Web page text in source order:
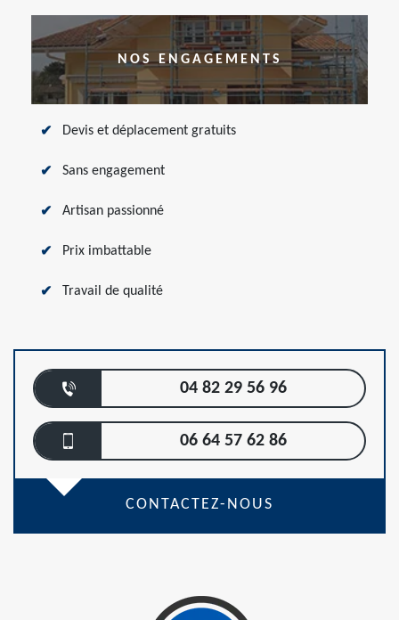
NOS ENGAGEMENTS
Devis et déplacement gratuits
Sans engagement
Artisan passionné
Prix imbattable
Travail de qualité
04 82 29 56 96
06 64 57 62 86
CONTACTEZ-NOUS